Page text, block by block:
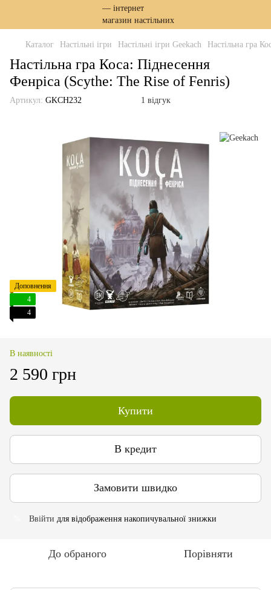
Каталог Настільні ігри Настільні ігри Geekach Настільна гра
Настільна гра Коса: Піднесення
Фенріса (Scythe: The Rise of Fenris)
Артикул: GKCH232 1 відгук
Доповнення
4
4
В наявності
2 590 грн
Купити
В кредит
Замовити швидко
Ввійти для відображення накопичувальної знижки
До обраного Порівняти